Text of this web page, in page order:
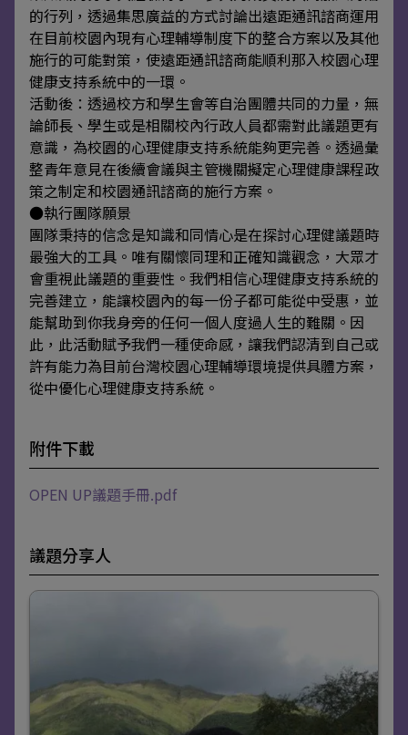
的行列，透過集思廣益的方式討論出遠距通訊諮商運用
在目前校園內現有心理輔導制度下的整合方案以及其他
施行的可能對策，使遠距通訊諮商能順利那入校園心理
健康支持系統中的一環。
活動後：透過校方和學生會等自治團體共同的力量，無
論師長、學生或是相關校內行政人員都需對此議題更有
意識，為校園的心理健康支持系統能夠更完善。透過彙
整青年意見在後續會議與主管機關擬定心理健康課程政
策之制定和校園通訊諮商的施行方案。
●執行團隊願景
團隊秉持的信念是知識和同情心是在探討心理健議題時
最強大的工具。唯有關懷同理和正確知識觀念，大眾才
會重視此議題的重要性。我們相信心理健康支持系統的
完善建立，能讓校園內的每一份子都可能從中受惠，並
能幫助到你我身旁的任何一個人度過人生的難關。因
此，此活動賦予我們一種使命感，讓我們認清到自己或
許有能力為目前台灣校園心理輔導環境提供具體方案，
從中優化心理健康支持系統。
附件下載
OPEN UP議題手冊.pdf
議題分享人